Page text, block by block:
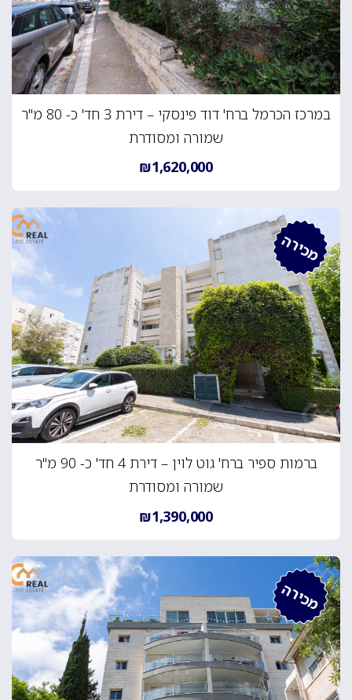
במרכז הכרמל ברח' דוד פינסקי – דירת 3 חד' כ- 80 מ"ר
שמורה ומסודרת
₪1,620,000
מכירה
ברמות ספיר ברח' גוט לוין – דירת 4 חד' כ- 90 מ"ר
שמורה ומסודרת
₪1,390,000
מכירה